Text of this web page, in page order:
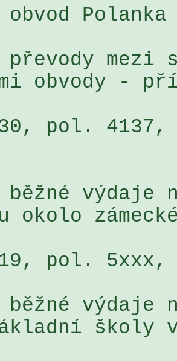
obvod
mezi
obvody -
pol. 4137,
výdaje
okolo
pol.
výdaje
školy v